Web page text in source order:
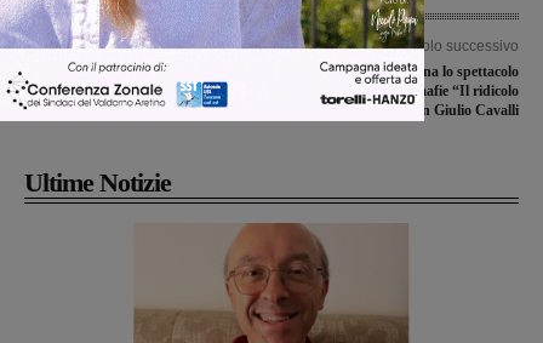
Articolo precedente
Strade Bianche e Tirreno-Adriatico gli
impegni che attendono Vincenzo
Albanese
Articolo successivo
A Loro Ciuffenna lo spettacolo
teatrale contro le mafie “Il ridicolo
onore” di e con Giulio Cavalli
Ultime Notizie